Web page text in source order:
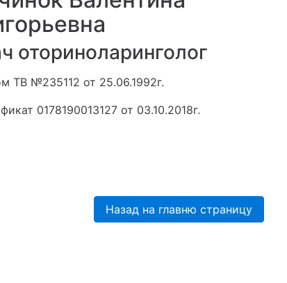
оториноларинголог
ТВ №235112 от 25.06.1992г.
0178190013127 от 03.10.2018г.
Назад на главню страницу